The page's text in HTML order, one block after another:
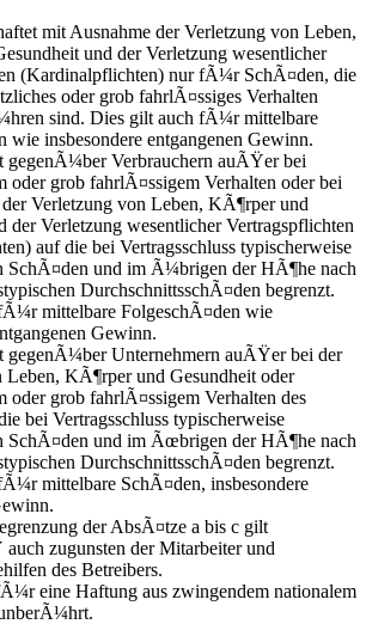
mit Ausnahme der Verletzung von Leben,
und der Verletzung wesentlicher
(Kardinalpflichten) nur fÃ¼r SchÃ¤den, die
oder grob fahrlÃ¤ssiges Verhalten
sind. Dies gilt auch fÃ¼r mittelbare
wie insbesondere entgangenen Gewinn.
gegenÃ¼ber Verbrauchern auÃŸer bei
oder grob fahrlÃ¤ssigem Verhalten oder bei
Verletzung von Leben, KÃ¶rper und
der Verletzung wesentlicher Vertragspflichten
auf die bei Vertragsschluss typischerweise
SchÃ¤den und im Ã¼brigen der HÃ¶he nach
DurchschnittsschÃ¤den begrenzt.
mittelbare FolgeschÃ¤den wie
Gewinn.
gegenÃ¼ber Unternehmern auÃŸer bei der
Leben, KÃ¶rper und Gesundheit oder
oder grob fahrlÃ¤ssigem Verhalten des
bei Vertragsschluss typischerweise
SchÃ¤den und im Ãœbrigen der HÃ¶he nach
DurchschnittsschÃ¤den begrenzt.
mittelbare SchÃ¤den, insbesondere
der AbsÃ¤tze a bis c gilt
zugunsten der Mitarbeiter und
des Betreibers.
eine Haftung aus zwingendem nationalem